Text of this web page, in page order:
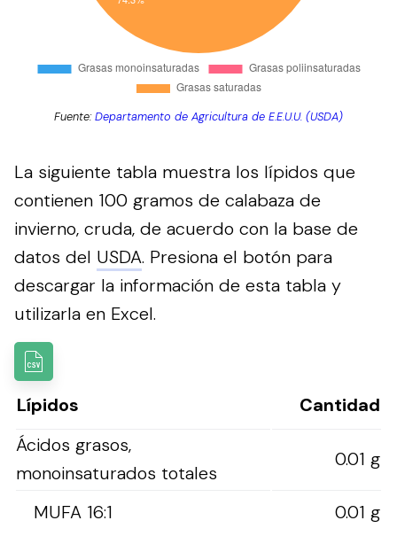
Fuente:Departamento de Agricultura de E.E.U.U. (USDA)
La siguiente tabla muestra los lípidos que
contienen 100 gramos de calabaza de
invierno, cruda, de acuerdo con la base de
datos del USDA. Presiona el botón para
descargar la información de esta tabla y
utilizarla en Excel.
Lípidos
Cantidad
Ácidos grasos,
monoinsaturados totales
0.01 g
MUFA 16:1 0.01 g